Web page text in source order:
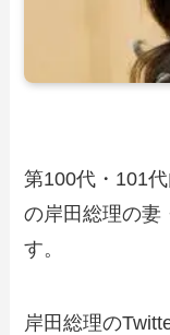
第100代・101
の岸田総理の妻
す。
岸田総理の